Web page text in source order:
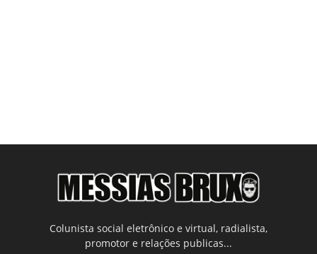
Colunista social eletrônico e virtual, radialista,
promotor e relações publicas...